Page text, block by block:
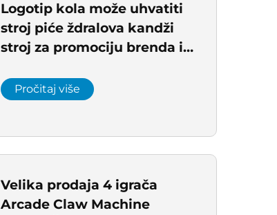
Logotip kola može uhvatiti
stroj piće ždralova kandži
stroj za promociju brenda i
trgovačkim centrima
Pročitaj više
Velika prodaja 4 igrača
Arcade Claw Machine